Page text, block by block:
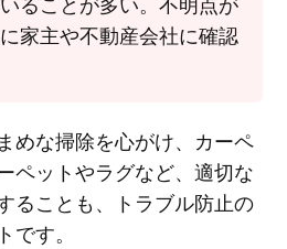
家主や不動産会社に確認
めな掃除を心がけ、カーペ
ペットやラグなど、適切な
ることも、トラブル防止の
す。